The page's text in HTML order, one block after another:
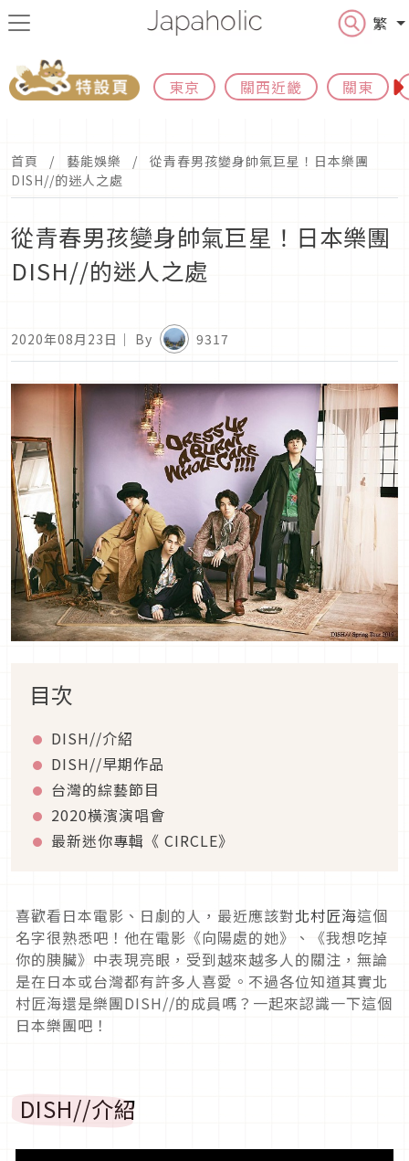
繁
東京 關西近畿 關東
首頁 藝能娛樂
從青春男孩變身帥氣巨星！日本樂團
DISH//的迷人之處
從青春男孩變身帥氣巨星！日本樂團
DISH//的迷人之處
2020年08月23日 ｜ By 9317
目次
DISH//介紹
DISH//早期作品
台灣的綜藝節目
2020橫濱演唱會
最新迷你專輯《 CIRCLE》
喜歡看日本電影、日劇的人，最近應該對北村匠海這個
名字很熟悉吧！他在電影《向陽處的她》、《我想吃掉
你的胰臟》中表現亮眼，受到越來越多人的關注，無論
是在日本或台灣都有許多人喜愛。不過各位知道其實北
村匠海還是樂團DISH//的成員嗎？一起來認識一下這個
日本樂團吧！
DISH//介紹